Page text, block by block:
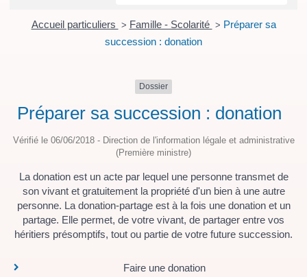
Accueil particuliers > Famille - Scolarité > Préparer sa
succession : donation
Dossier
Préparer sa succession : donation
Vérifié le 06/06/2018 - Direction de l'information légale et administrative
(Première ministre)
La donation est un acte par lequel une personne transmet de
son vivant et gratuitement la propriété d'un bien à une autre
personne. La donation-partage est à la fois une donation et un
partage. Elle permet, de votre vivant, de partager entre vos
héritiers présomptifs, tout ou partie de votre future succession.
Faire une donation